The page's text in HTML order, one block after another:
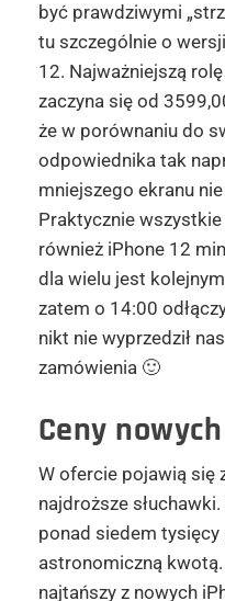
być prawdziwymi
tu szczególnie o
12. Najważniejszą
zaczyna się od
że w porównaniu do
odpowiednika tak
mniejszego ekranu
Praktycznie wszystkie
również iPhone 12
dla wielu jest
zatem o 14:00
nikt nie wyprzedził
zamówienia 🙂
Ceny
W ofercie pojawią się
najdroższe
ponad siedem
astronomiczną
najtańszy z nowych